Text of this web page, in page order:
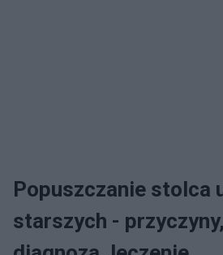
Popuszczanie stolca
starszych -